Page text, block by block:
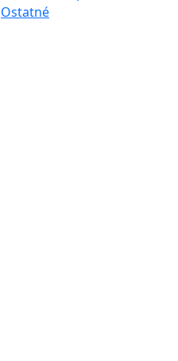
Ostatné